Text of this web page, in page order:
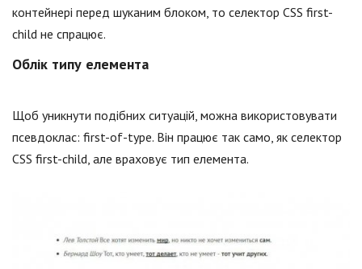
контейнері перед шуканим блоком, то селектор CSS first-
child не спрацює.
Облік типу елемента
Щоб уникнути подібних ситуацій, можна використовувати
псевдоклас: first-of-type. Він працює так само, як селектор
CSS first-child, але враховує тип елемента.